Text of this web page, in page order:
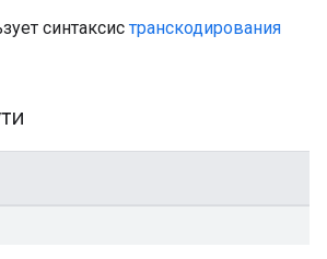
синтаксис транскодирования